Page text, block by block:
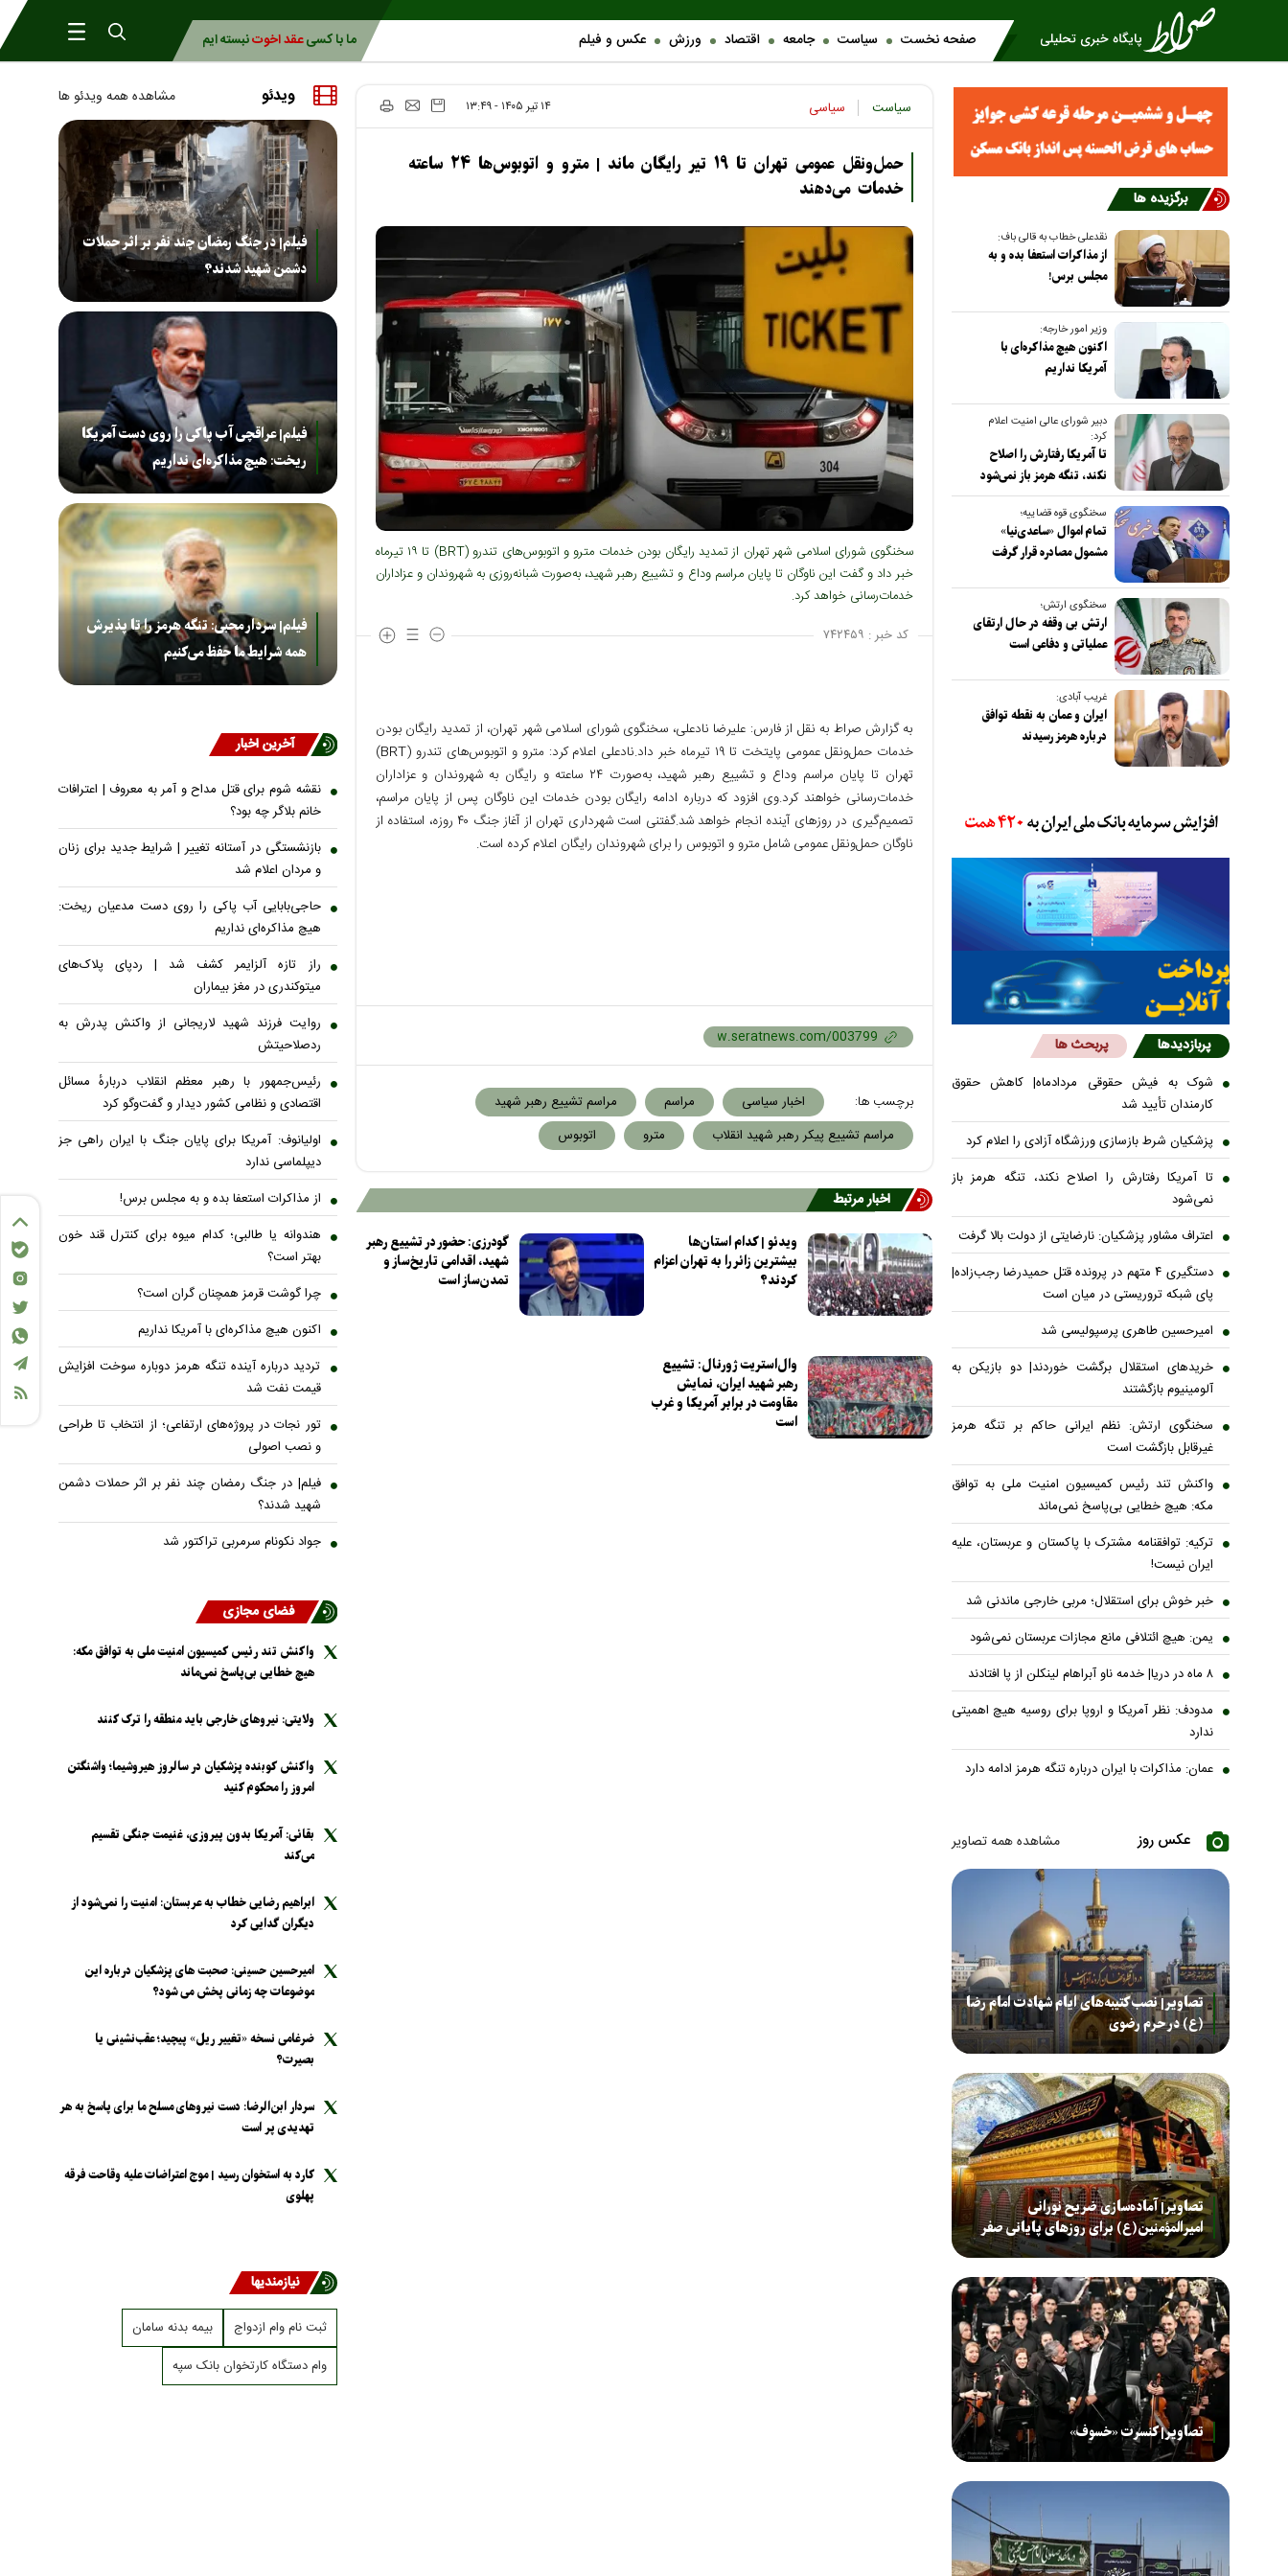
صفحه نخست سیاست جامعه اقتصاد ورزش عکس و فیلم ما با کسیعقد اخوتنبسته ایم
سیاست سیاسی ۱۴ تير ۱۴۰۵ - ۱۳:۴۹
حمل‌ونقل عمومی تهران تا ۱۹ تیر رایگان ماند | مترو و اتوبوس‌ها ۲۴ ساعته
خدمات می‌دهند
سخنگوی شورای اسلامی شهر تهران از تمدید رایگان بودن خدمات مترو و اتوبوس‌های تندرو (BRT) تا ۱۹ تیرماه
خبر داد و گفت این ناوگان تا پایان مراسم وداع و تشییع رهبر شهید، به‌صورت شبانه‌روزی به شهروندان و عزاداران
خدمات‌رسانی خواهد کرد.
کد خبر : ۷۴۲۴۵۹
به گزارش صراط به نقل از فارس: علیرضا نادعلی، سخنگوی شورای اسلامی شهر تهران، از تمدید رایگان بودن
خدمات حمل‌ونقل عمومی پایتخت تا ۱۹ تیرماه خبر داد.
نادعلی اعلام کرد: مترو و اتوبوس‌های تندرو (BRT)
تهران تا پایان مراسم وداع و تشییع رهبر شهید، به‌صورت ۲۴ ساعته و رایگان به شهروندان و عزاداران
خدمات‌رسانی خواهند کرد.وی افزود که درباره ادامه رایگان بودن خدمات این ناوگان پس از پایان مراسم،
تصمیم‌گیری در روزهای آینده انجام خواهد شد.
گفتنی است شهرداری تهران از آغاز جنگ ۴۰ روزه، استفاده از
ناوگان حمل‌ونقل عمومی شامل مترو و اتوبوس را برای شهروندان رایگان اعلام کرده است.
برچسب ها: اخبار سیاسی مراسم
مراسم تشییع رهبر شهید
مراسم تشییع پیکر رهبر شهید انقلاب
مترو اتوبوس
اخبار مرتبط
ویدئو | کدام استان‌ها
بیشترین زائر را به تهران اعزام
کردند؟
گودرزی: حضور در تشییع رهبر
شهید، اقدامی تاریخ‌ساز و
تمدن‌ساز است
وال‌استریت ژورنال: تشییع
رهبر شهید ایران، نمایش
مقاومت در برابر آمریکا و غرب
است
برگزیده ها
نقدعلی خطاب به قالی باف:
از مذاکرات استعفا بده و به
مجلس برس!
وزیر امور خارجه:
اکنون هیچ مذاکره‌ای با
آمریکا نداریم
دبیر شورای عالی امنیت اعلام
کرد:
تا آمریکا رفتارش را اصلاح
نکند، تنگه هرمز باز نمی‌شود
سخنگوی قوه قضاییه؛
تمام اموال «ساعدی‌نیا»
مشمول مصادره قرار گرفت
سخنگوی ارتش؛
ارتش بی وقفه در حال ارتقای
عملیاتی و دفاعی است
غریب آبادی:
ایران و عمان به نقطه توافق
درباره هرمز رسیدند
پربازدیدها پربحث ها
شوک به فیش حقوقی مردادماه| کاهش حقوق
کارمندان تأیید شد
پزشکیان شرط بازسازی ورزشگاه آزادی را اعلام کرد
تا آمریکا رفتارش را اصلاح نکند، تنگه هرمز باز
نمی‌شود
اعتراف مشاور پزشکیان: نارضایتی از دولت بالا گرفت
دستگیری ۴ متهم در پرونده قتل حمیدرضا رجب‌زاده|
پای شبکه تروریستی در میان است
امیرحسین طاهری پرسپولیسی شد
خریدهای استقلال برگشت خوردند| دو بازیکن به
آلومینیوم بازگشتند
سخنگوی ارتش: نظم ایرانی حاکم بر تنگه هرمز
غیرقابل بازگشت است
واکنش تند رئیس کمیسیون امنیت ملی به توافق
مکه: هیچ خطایی بی‌پاسخ نمی‌ماند
ترکیه: توافقنامه مشترک با پاکستان و عربستان، علیه
ایران نیست!
خبر خوش برای استقلال؛ مربی خارجی ماندنی شد
یمن: هیچ ائتلافی مانع مجازات عربستان نمی‌شود
۸ ماه در دریا| خدمه ناو آبراهام لینکلن از پا افتادند
مدودف: نظر آمریکا و اروپا برای روسیه هیچ اهمیتی
ندارد
عمان: مذاکرات با ایران درباره تنگه هرمز ادامه دارد
عکس روز مشاهده همه تصاویر
تصاویر| نصب کتیبه‌های ایام شهادت امام رضا
(ع) در حرم رضوی
تصاویر| آماده‌سازی ضریح نورانی
امیرالمؤمنین(ع) برای روزهای پایانی صفر
تصاویر| کنسرت «خسوف»
ویدئو مشاهده همه ویدئو ها
فیلم| در جنگ رمضان چند نفر بر اثر حملات
دشمن شهید شدند؟
فیلم| عراقچی آب پاکی را روی دست آمریکا
ریخت: هیچ مذاکره‌ای نداریم
فیلم| سردار محبی: تنگه هرمز را تا پذیرش
همه شرایط ما حفظ می‌کنیم
آخرین اخبار
نقشه شوم برای قتل مداح و آمر به معروف | اعترافات
خانم بلاگر چه بود؟
بازنشستگی در آستانه تغییر | شرایط جدید برای زنان
و مردان اعلام شد
حاجی‌بابایی آب پاکی را روی دست مدعیان ریخت:
هیچ مذاکره‌ای نداریم
راز تازه آلزایمر کشف شد | ردپای پلاک‌های
میتوکندری در مغز بیماران
روایت فرزند شهید لاریجانی از واکنش پدرش به
ردصلاحیتش
رئیس‌جمهور با رهبر معظم انقلاب دربارهٔ مسائل
اقتصادی و نظامی کشور دیدار و گفت‌و‌گو کرد
اولیانوف: آمریکا برای پایان جنگ با ایران راهی جز
دیپلماسی ندارد
از مذاکرات استعفا بده و به مجلس برس!
هندوانه یا طالبی؛ کدام میوه برای کنترل قند خون
بهتر است؟
چرا گوشت قرمز همچنان گران است؟
اکنون هیچ مذاکره‌ای با آمریکا نداریم
تردید درباره آینده تنگه هرمز دوباره سوخت افزایش
قیمت نفت شد
تور نجات در پروژه‌های ارتفاعی؛ از انتخاب تا طراحی
و نصب اصولی
فیلم| در جنگ رمضان چند نفر بر اثر حملات دشمن
شهید شدند؟
جواد نکونام سرمربی تراکتور شد
فضای مجازی
واکنش تند رئیس کمیسیون امنیت ملی به توافق مکه:
هیچ خطایی بی‌پاسخ نمی‌ماند
ولایتی: نیرو‌های خارجی باید منطقه را ترک کنند
واکنش کوبنده پزشکیان در سالروز هیروشیما؛ واشنگتن
امروز را محکوم کنید
بقائی: آمریکا بدون پیروزی، غنیمت جنگی تقسیم
می‌کند
ابراهیم رضایی خطاب به عربستان: امنیت را نمی‌شود از
دیگران گدایی کرد
امیرحسین حسینی: صحبت های پزشکیان درباره این
موضوعات چه زمانی پخش می شود؟
ضرغامی نسخه «تغییر ریل» پیچید؛ عقب‌نشینی یا
بصیرت؟
سردار ابن‌الرضا: دست نیرو‌های مسلح ما برای پاسخ به هر
تهدیدی پر است
کارد به استخوان رسید | موج اعتراضات علیه وقاحت فرقه
پهلوی
نیازمندیها
ثبت نام وام ازدواج
بیمه بدنه سامان
وام دستگاه کارتخوان بانک سپه